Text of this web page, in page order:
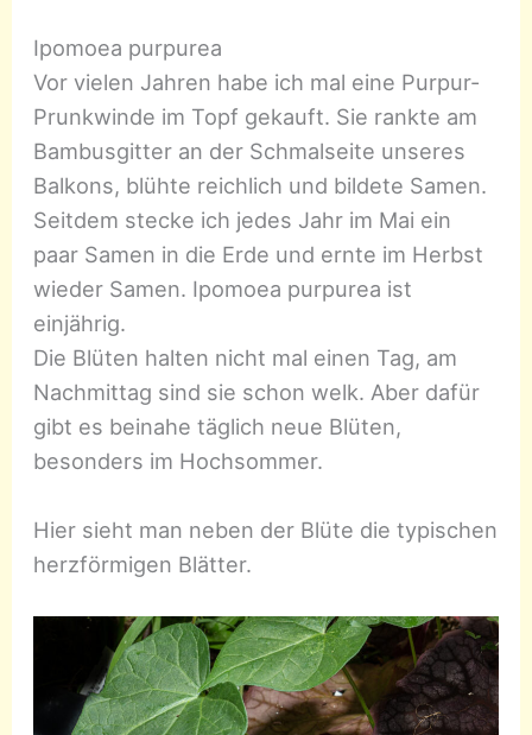
Ipomoea purpurea
Vor vielen Jahren habe ich mal eine Purpur-
Prunkwinde im Topf gekauft. Sie rankte am
Bambusgitter an der Schmalseite unseres
Balkons, blühte reichlich und bildete Samen.
Seitdem stecke ich jedes Jahr im Mai ein
paar Samen in die Erde und ernte im Herbst
wieder Samen. Ipomoea purpurea ist
einjährig.
Die Blüten halten nicht mal einen Tag, am
Nachmittag sind sie schon welk. Aber dafür
gibt es beinahe täglich neue Blüten,
besonders im Hochsommer.
Hier sieht man neben der Blüte die typischen
herzförmigen Blätter.